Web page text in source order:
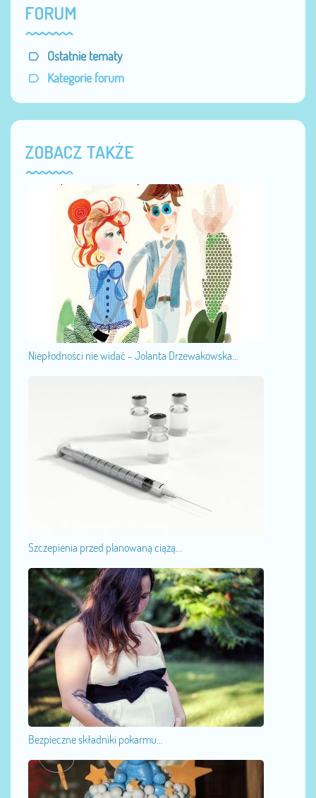
FORUM
Ostatnie tematy
Kategorie forum
ZOBACZ TAKŻE
Niepłodności nie widać - Jolanta Drzewakowska...
Szczepienia przed planowaną ciążą...
Bezpieczne składniki pokarmu...